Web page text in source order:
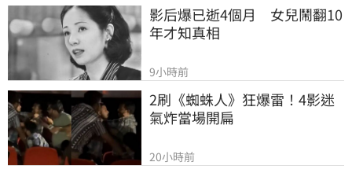
影后爆已逝4個月　女兒鬧翻10
年才知真相
9小時前
2刷《蜘蛛人》狂爆雷！4影迷
氣炸當場開扁
20小時前